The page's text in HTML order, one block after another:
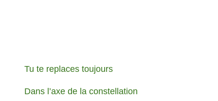
Tu te replaces toujours
Dans l’axe de la constellation